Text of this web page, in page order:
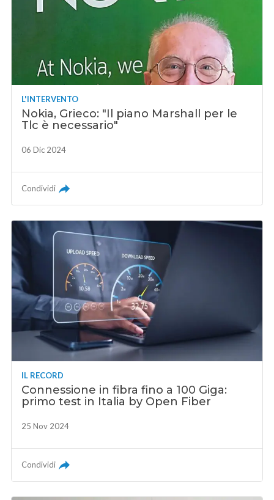
L'INTERVENTO
Nokia, Grieco: "Il piano Marshall per le
Tlc è necessario"
06 Dic 2024
Condividi
IL RECORD
Connessione in fibra fino a 100 Giga:
primo test in Italia by Open Fiber
25 Nov 2024
Condividi